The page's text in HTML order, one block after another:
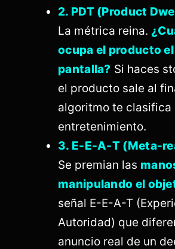
2. PDT (Product
La métrica reina.
ocupa el producto
pantalla? Si haces
el producto sale al
algoritmo te clasifica
entretenimiento.
3. E-E-A-T (Meta-
Se premian las
manipulando el
señal E-E-A-T
Autoridad) que
anuncio real de un